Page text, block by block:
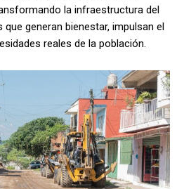
la infraestructura del
generan bienestar, impulsan el
reales de la población.